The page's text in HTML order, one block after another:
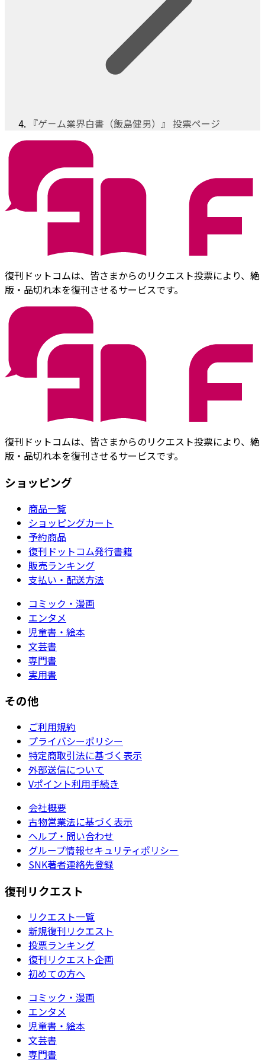
『ゲ－ム業界白書（飯島健男）』 投票ページ
復刊ドットコムは、皆さまからのリクエスト投票により、絶
版・品切れ本を復刊させるサービスです。
復刊ドットコムは、皆さまからのリクエスト投票により、絶
版・品切れ本を復刊させるサービスです。
ショッピング
商品一覧
ショッピングカート
予約商品
復刊ドットコム発行書籍
販売ランキング
支払い・配送方法
コミック・漫画
エンタメ
児童書・絵本
文芸書
専門書
実用書
その他
ご利用規約
プライバシーポリシー
特定商取引法に基づく表示
外部送信について
Vポイント利用手続き
会社概要
古物営業法に基づく表示
ヘルプ・問い合わせ
グループ情報セキュリティポリシー
SNK著者連絡先登録
復刊リクエスト
リクエスト一覧
新規復刊リクエスト
投票ランキング
復刊リクエスト企画
初めての方へ
コミック・漫画
エンタメ
児童書・絵本
文芸書
専門書